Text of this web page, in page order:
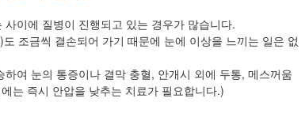
이에 질병이 진행되고 있는 경우가 많습니다.
조금씩 결손되어 가기 때문에 눈에 이상을 느끼는 일은 없
여 눈의 통증이나 결막 충혈, 안개시 외에 두통, 메스꺼움
는 즉시 안압을 낮추는 치료가 필요합니다.)